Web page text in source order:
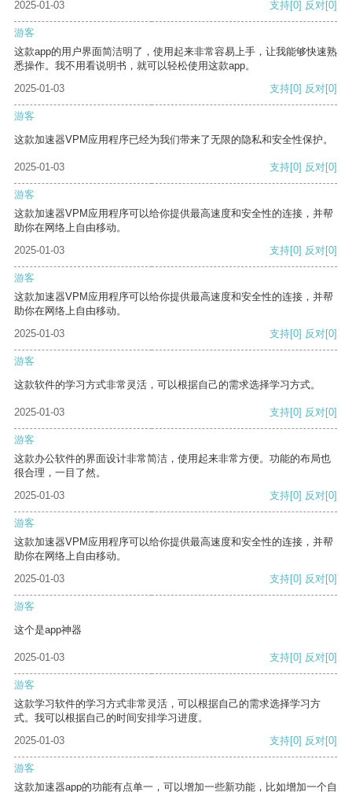
2025-01-03 支持[0] 反对[0]
游客
这款app的用户界面简洁明了，使用起来非常容易上手，让我能够快速熟
悉操作。我不用看说明书，就可以轻松使用这款app。
2025-01-03
支持[0] 反对[0]
游客
这款加速器VPM应用程序已经为我们带来了无限的隐私和安全性保护。
2025-01-03 支持[0] 反对[0]
游客
这款加速器VPM应用程序可以给你提供最高速度和安全性的连接，并帮
助你在网络上自由移动。
2025-01-03
支持[0] 反对[0]
游客
这款加速器VPM应用程序可以给你提供最高速度和安全性的连接，并帮
助你在网络上自由移动。
2025-01-03
支持[0] 反对[0]
游客
这款软件的学习方式非常灵活，可以根据自己的需求选择学习方式。
2025-01-03 支持[0] 反对[0]
游客
这款办公软件的界面设计非常简洁，使用起来非常方便。功能的布局也
很合理，一目了然。
2025-01-03
支持[0] 反对[0]
游客
这款加速器VPM应用程序可以给你提供最高速度和安全性的连接，并帮
助你在网络上自由移动。
2025-01-03
支持[0] 反对[0]
游客
这个是app神器
2025-01-03 支持[0] 反对[0]
游客
这款学习软件的学习方式非常灵活，可以根据自己的需求选择学习方
式。我可以根据自己的时间安排学习进度。
2025-01-03
支持[0] 反对[0]
游客
这款加速器app的功能有点单一，可以增加一些新功能，比如增加一个自